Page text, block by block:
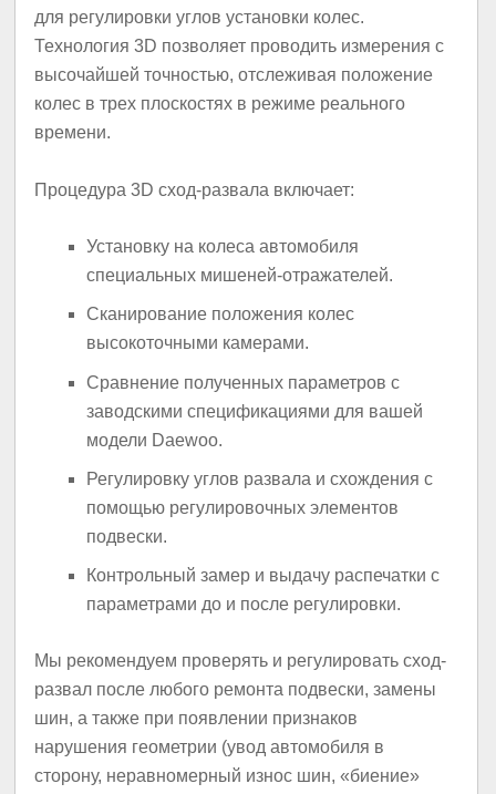
для регулировки углов установки колес.
Технология 3D позволяет проводить измерения с
высочайшей точностью, отслеживая положение
колес в трех плоскостях в режиме реального
времени.
Процедура 3D сход-развала включает:
Установку на колеса автомобиля
специальных мишеней-отражателей.
Сканирование положения колес
высокоточными камерами.
Сравнение полученных параметров с
заводскими спецификациями для вашей
модели Daewoo.
Регулировку углов развала и схождения с
помощью регулировочных элементов
подвески.
Контрольный замер и выдачу распечатки с
параметрами до и после регулировки.
Мы рекомендуем проверять и регулировать сход-
развал после любого ремонта подвески, замены
шин, а также при появлении признаков
нарушения геометрии (увод автомобиля в
сторону, неравномерный износ шин, «биение»